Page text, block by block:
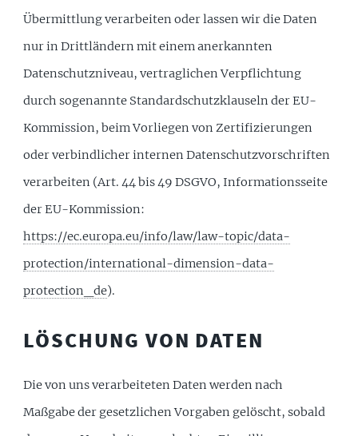
Übermittlung verarbeiten oder lassen wir die Daten
nur in Drittländern mit einem anerkannten
Datenschutzniveau, vertraglichen Verpflichtung
durch sogenannte Standardschutzklauseln der EU-
Kommission, beim Vorliegen von Zertifizierungen
oder verbindlicher internen Datenschutzvorschriften
verarbeiten (Art. 44 bis 49 DSGVO, Informationsseite
der EU-Kommission:
https://ec.europa.eu/info/law/law-topic/data-
protection/international-dimension-data-
protection_de).
LÖSCHUNG VON DATEN
Die von uns verarbeiteten Daten werden nach
Maßgabe der gesetzlichen Vorgaben gelöscht, sobald